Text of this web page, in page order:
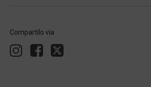
Compartílo vía